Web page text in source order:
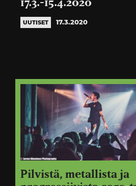
17.3.-15.4.2020
UUTISET 17.3.2020
Pilvistä, metallista ja